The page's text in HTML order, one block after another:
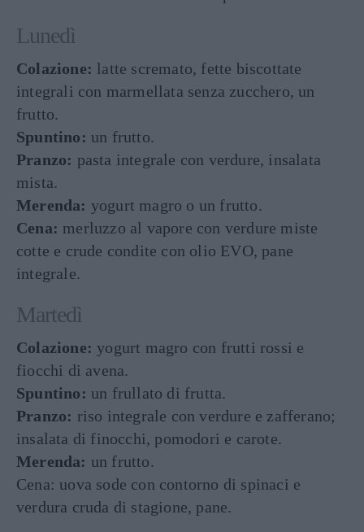
Lunedì
Colazione: latte scremato, fette biscottate
integrali con marmellata senza zucchero, un
frutto.
Spuntino: un frutto.
Pranzo: pasta integrale con verdure, insalata
mista.
Merenda: yogurt magro o un frutto.
Cena: merluzzo al vapore con verdure miste
cotte e crude condite con olio EVO, pane
integrale.
Martedì
Colazione: yogurt magro con frutti rossi e
fiocchi di avena.
Spuntino: un frullato di frutta.
Pranzo: riso integrale con verdure e zafferano;
insalata di finocchi, pomodori e carote.
Merenda: un frutto.
Cena: uova sode con contorno di spinaci e
verdura cruda di stagione, pane.